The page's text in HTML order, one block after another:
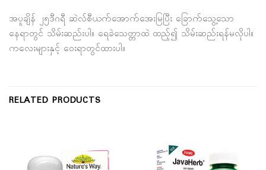
အပူချိန် ၂၅ဒီဂရီ ဆဲလ်စီယက်အောက်အေးမြပြီး ခြောက်သွေ့သော
နေရာတွင် သိမ်းဆည်းပါ။ ရေခဲသေတ္တာထဲ ထည့်၍ သိမ်းဆည်းရန်မလိုပါ။
ကလေးများနှင့် ဝေးရာတွင်ထားပါ။
RELATED PRODUCTS